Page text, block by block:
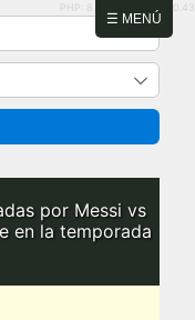
☰ MENÚ
PHP: 8.2.31 | MySQL: 8.0.43
por Messi vs
en la temporada